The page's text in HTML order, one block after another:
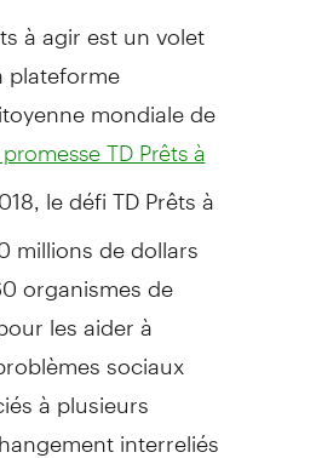
à agir est un volet
plateforme
mondiale de
TD Prêts à
le défi TD Prêts à
millions de dollars
organismes de
les aider à
sociaux
à plusieurs
interreliés